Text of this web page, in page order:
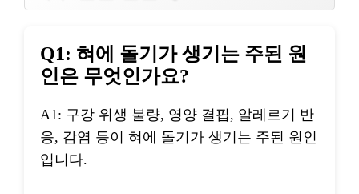
Q1: 혀에 돌기가 생기는 주된 원
인은 무엇인가요?
A1: 구강 위생 불량, 영양 결핍, 알레르기 반
응, 감염 등이 혀에 돌기가 생기는 주된 원인
입니다.